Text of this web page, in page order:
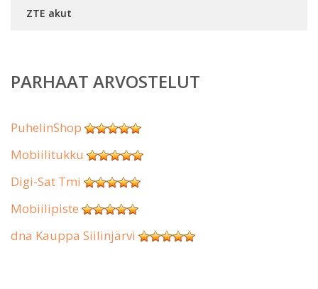
ZTE akut
PARHAAT ARVOSTELUT
PuhelinShop
Mobiilitukku
Digi-Sat Tmi
Mobiilipiste
dna Kauppa Siilinjärvi